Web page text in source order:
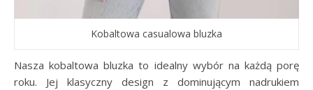
Kobaltowa casualowa bluzka
Nasza kobaltowa bluzka to idealny wybór na każdą porę
roku. Jej klasyczny design z dominującym nadrukiem